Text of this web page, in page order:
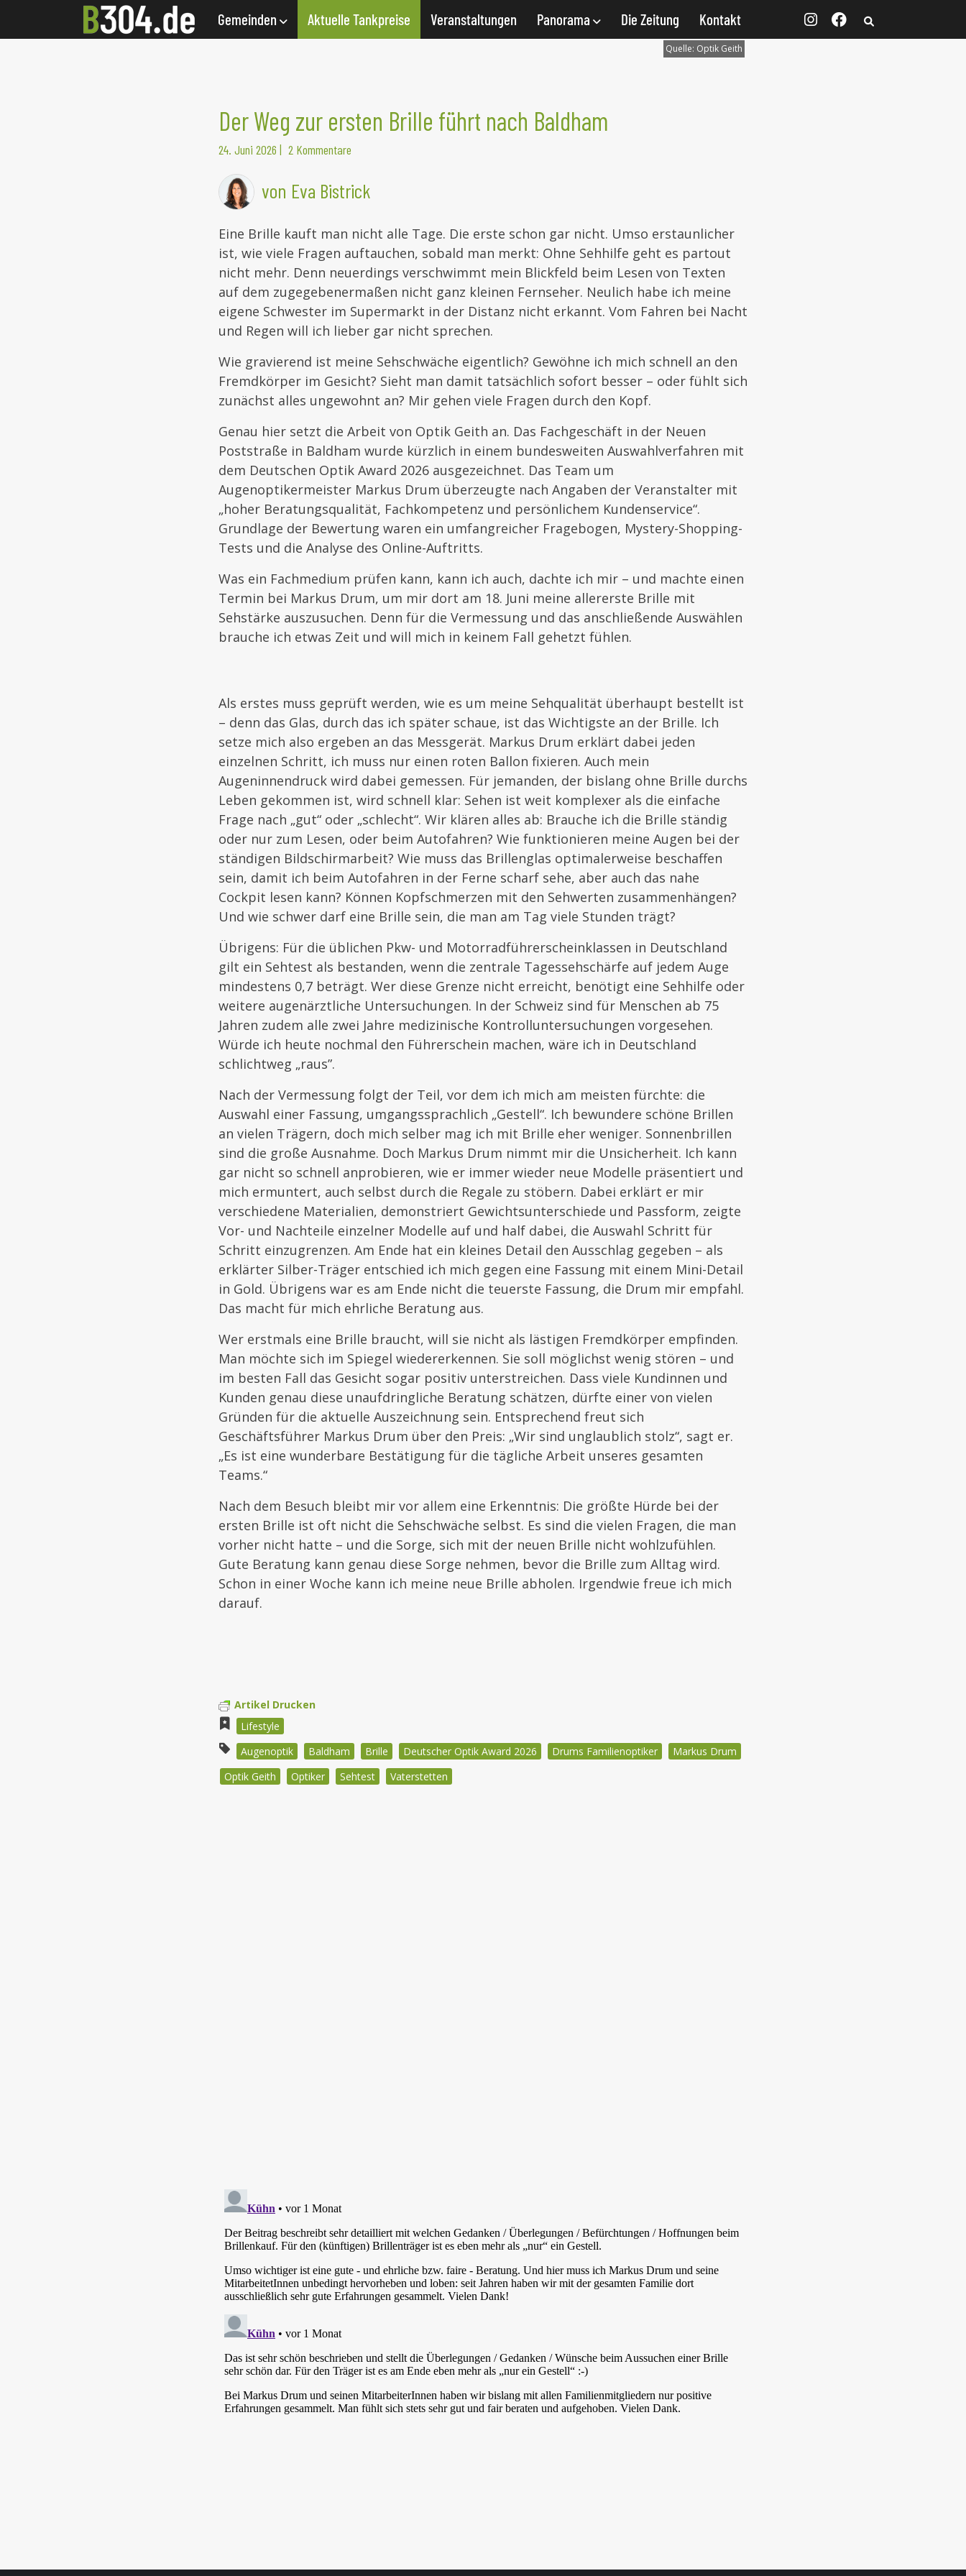
Gemeinden Aktuelle Tankpreise Veranstaltungen Panorama Die Zeitung Kontakt
Quelle: Optik Geith
Der Weg zur ersten Brille führt nach Baldham
24. Juni 2026 | 2 Kommentare
von Eva Bistrick
Eine Brille kauft man nicht alle Tage. Die erste schon gar nicht. Umso erstaunlicher
ist, wie viele Fragen auftauchen, sobald man merkt: Ohne Sehhilfe geht es partout
nicht mehr. Denn neuerdings verschwimmt mein Blickfeld beim Lesen von Texten
auf dem zugegebenermaßen nicht ganz kleinen Fernseher. Neulich habe ich meine
eigene Schwester im Supermarkt in der Distanz nicht erkannt. Vom Fahren bei Nacht
und Regen will ich lieber gar nicht sprechen.
Wie gravierend ist meine Sehschwäche eigentlich? Gewöhne ich mich schnell an den
Fremdkörper im Gesicht? Sieht man damit tatsächlich sofort besser – oder fühlt sich
zunächst alles ungewohnt an? Mir gehen viele Fragen durch den Kopf.
Genau hier setzt die Arbeit von Optik Geith an. Das Fachgeschäft in der Neuen
Poststraße in Baldham wurde kürzlich in einem bundesweiten Auswahlverfahren mit
dem Deutschen Optik Award 2026 ausgezeichnet. Das Team um
Augenoptikermeister Markus Drum überzeugte nach Angaben der Veranstalter mit
„hoher Beratungsqualität, Fachkompetenz und persönlichem Kundenservice“.
Grundlage der Bewertung waren ein umfangreicher Fragebogen, Mystery-Shopping-
Tests und die Analyse des Online-Auftritts.
Was ein Fachmedium prüfen kann, kann ich auch, dachte ich mir – und machte einen
Termin bei Markus Drum, um mir dort am 18. Juni meine allererste Brille mit
Sehstärke auszusuchen. Denn für die Vermessung und das anschließende Auswählen
brauche ich etwas Zeit und will mich in keinem Fall gehetzt fühlen.
Als erstes muss geprüft werden, wie es um meine Sehqualität überhaupt bestellt ist
– denn das Glas, durch das ich später schaue, ist das Wichtigste an der Brille. Ich
setze mich also ergeben an das Messgerät. Markus Drum erklärt dabei jeden
einzelnen Schritt, ich muss nur einen roten Ballon fixieren. Auch mein
Augeninnendruck wird dabei gemessen. Für jemanden, der bislang ohne Brille durchs
Leben gekommen ist, wird schnell klar: Sehen ist weit komplexer als die einfache
Frage nach „gut“ oder „schlecht“. Wir klären alles ab: Brauche ich die Brille ständig
oder nur zum Lesen, oder beim Autofahren? Wie funktionieren meine Augen bei der
ständigen Bildschirmarbeit? Wie muss das Brillenglas optimalerweise beschaffen
sein, damit ich beim Autofahren in der Ferne scharf sehe, aber auch das nahe
Cockpit lesen kann? Können Kopfschmerzen mit den Sehwerten zusammenhängen?
Und wie schwer darf eine Brille sein, die man am Tag viele Stunden trägt?
Übrigens: Für die üblichen Pkw- und Motorradführerscheinklassen in Deutschland
gilt ein Sehtest als bestanden, wenn die zentrale Tagessehschärfe auf jedem Auge
mindestens 0,7 beträgt. Wer diese Grenze nicht erreicht, benötigt eine Sehhilfe oder
weitere augenärztliche Untersuchungen. In der Schweiz sind für Menschen ab 75
Jahren zudem alle zwei Jahre medizinische Kontrolluntersuchungen vorgesehen.
Würde ich heute nochmal den Führerschein machen, wäre ich in Deutschland
schlichtweg „raus”.
Nach der Vermessung folgt der Teil, vor dem ich mich am meisten fürchte: die
Auswahl einer Fassung, umgangssprachlich „Gestell“. Ich bewundere schöne Brillen
an vielen Trägern, doch mich selber mag ich mit Brille eher weniger. Sonnenbrillen
sind die große Ausnahme. Doch Markus Drum nimmt mir die Unsicherheit. Ich kann
gar nicht so schnell anprobieren, wie er immer wieder neue Modelle präsentiert und
mich ermuntert, auch selbst durch die Regale zu stöbern. Dabei erklärt er mir
verschiedene Materialien, demonstriert Gewichtsunterschiede und Passform, zeigte
Vor- und Nachteile einzelner Modelle auf und half dabei, die Auswahl Schritt für
Schritt einzugrenzen. Am Ende hat ein kleines Detail den Ausschlag gegeben – als
erklärter Silber-Träger entschied ich mich gegen eine Fassung mit einem Mini-Detail
in Gold. Übrigens war es am Ende nicht die teuerste Fassung, die Drum mir empfahl.
Das macht für mich ehrliche Beratung aus.
Wer erstmals eine Brille braucht, will sie nicht als lästigen Fremdkörper empfinden.
Man möchte sich im Spiegel wiedererkennen. Sie soll möglichst wenig stören – und
im besten Fall das Gesicht sogar positiv unterstreichen. Dass viele Kundinnen und
Kunden genau diese unaufdringliche Beratung schätzen, dürfte einer von vielen
Gründen für die aktuelle Auszeichnung sein. Entsprechend freut sich
Geschäftsführer Markus Drum über den Preis: „Wir sind unglaublich stolz“, sagt er.
„Es ist eine wunderbare Bestätigung für die tägliche Arbeit unseres gesamten
Teams.“
Nach dem Besuch bleibt mir vor allem eine Erkenntnis: Die größte Hürde bei der
ersten Brille ist oft nicht die Sehschwäche selbst. Es sind die vielen Fragen, die man
vorher nicht hatte – und die Sorge, sich mit der neuen Brille nicht wohlzufühlen.
Gute Beratung kann genau diese Sorge nehmen, bevor die Brille zum Alltag wird.
Schon in einer Woche kann ich meine neue Brille abholen. Irgendwie freue ich mich
darauf.
Artikel Drucken
Lifestyle
Augenoptik
Baldham Brille Deutscher Optik Award 2026 Drums Familienoptiker
Markus Drum
Optik Geith
Optiker Sehtest Vaterstetten